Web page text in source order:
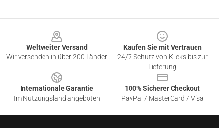
Weltweiter Versand
Wir versenden in über 200 Länder
Kaufen Sie mit Vertrauen
24/7 Schutz von Klicks bis zur
Lieferung
Internationale Garantie
Im Nutzungsland angeboten
100% Sicherer Checkout
PayPal / MasterCard / Visa